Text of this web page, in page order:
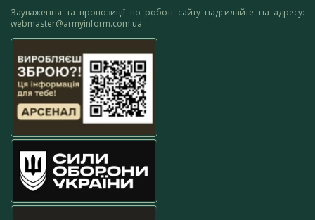
Зауваження та пропозиції по роботі сайту надсилайте на адресу:
webmaster@armyinform.com.ua